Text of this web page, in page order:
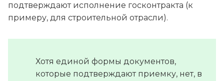
подтверждают исполнение госконтракта (к
примеру, для строительной отрасли).
Хотя единой формы документов,
которые подтверждают приемку, нет, в